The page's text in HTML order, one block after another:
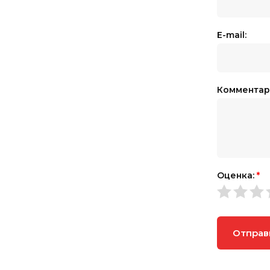
E-mail:
Оценка: *